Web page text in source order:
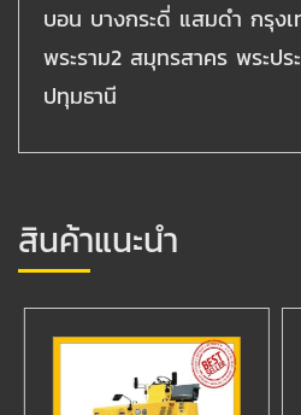
บอน บางกระดี่ แสมดำ กรุง
พระราม2 สมุทรสาคร พระป
ปทุมธานี
สินค้าแนะนำ